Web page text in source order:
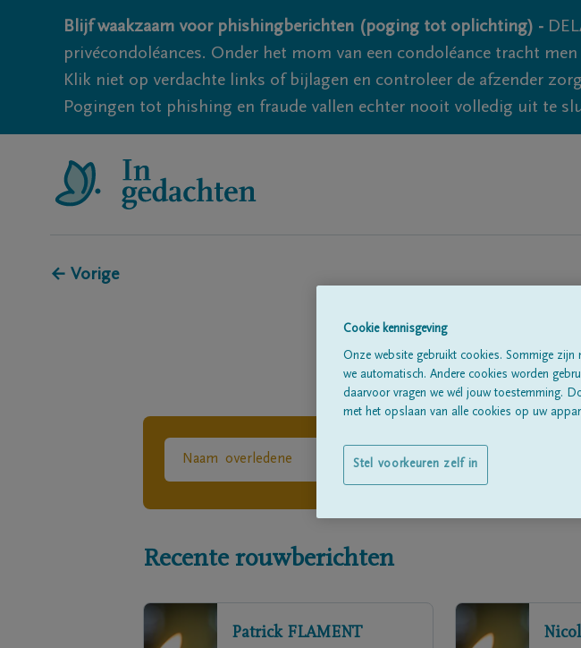
Blijf waakzaam voor phishingberichten (poging tot oplichting) -
privécondoléances. Onder het mom van een condoléance tracht
Klik niet op verdachte links of bijlagen en controleer de afzender
Pogingen tot phishing en fraude vallen echter nooit volledig uit te
← Vorige
Recente rouwberichten
Patrick FLAMENT
Cookie kennisgeving
Onze website gebruikt cookies. Sommige
we automatisch. Andere cookies worden
daarvoor vragen we wél jouw toestemming.
met het opslaan van alle cookies op uw
Stel voorkeuren zelf in